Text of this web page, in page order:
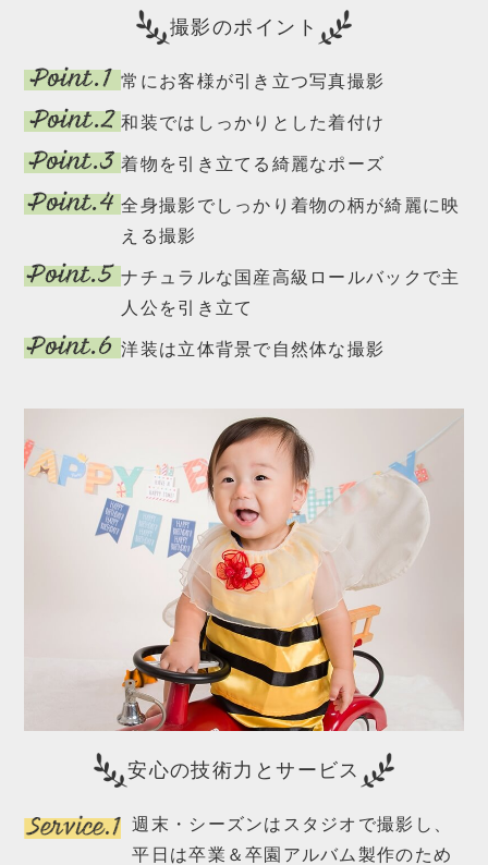
撮影のポイント
常にお客様が引き立つ写真撮影
和装ではしっかりとした着付け
着物を引き立てる綺麗なポーズ
全身撮影でしっかり着物の柄が綺麗に映
える撮影
ナチュラルな国産高級ロールバックで主
人公を引き立て
洋装は立体背景で自然体な撮影
安心の技術力とサービス
週末・シーズンはスタジオで撮影し、
平日は卒業＆卒園アルバム製作のため